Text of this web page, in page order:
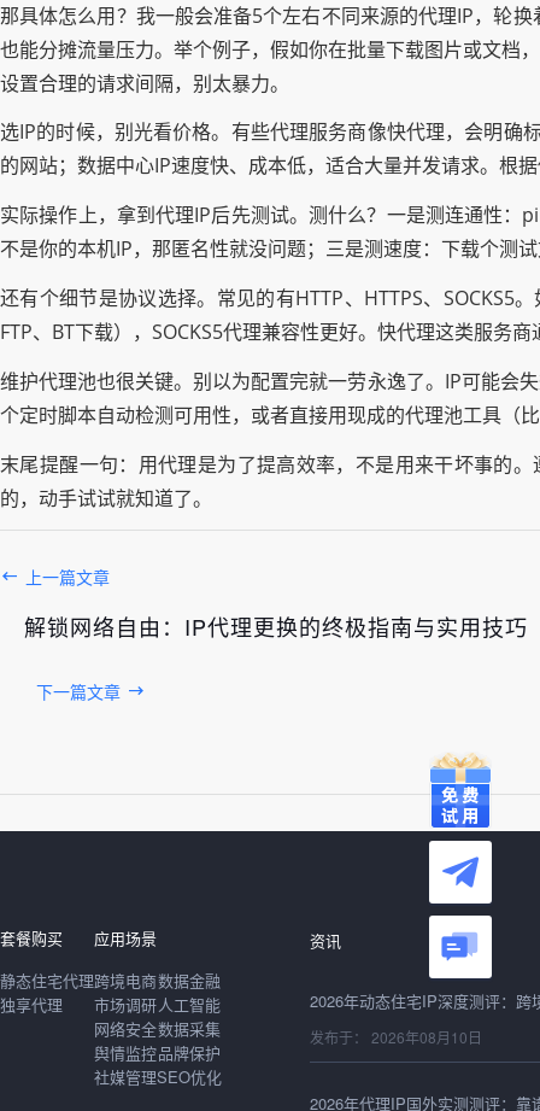
那具体怎么用？我一般会准备5个左右不同来源的代理IP，轮
也能分摊流量压力。举个例子，假如你在批量下载图片或文
设置合理的请求间隔，别太暴力。
选IP的时候，别光看价格。有些代理服务商像快代理，会明确
的网站；数据中心IP速度快、成本低，适合大量并发请求。根
实际操作上，拿到代理IP后先测试。测什么？一是测连通性
不是你的本机IP，那匿名性就没问题；三是测速度：下载个测
还有个细节是协议选择。常见的有HTTP、HTTPS、SOCKS5
FTP、BT下载），SOCKS5代理兼容性更好。快代理这类服务
维护代理池也很关键。别以为配置完就一劳永逸了。IP可能会
个定时脚本自动检测可用性，或者直接用现成的代理池工具（
末尾提醒一句：用代理是为了提高效率，不是用来干坏事的
的，动手试试就知道了。
上一篇文章
解锁网络自由：IP代理更换的终极指南与实用技巧
下一篇文章
套餐购买
静态住宅代理
独享代理
应用场景
跨境电商
市场调研
网络安全
舆情监控
社媒管理
数据金融
人工智能
数据采集
品牌保护
SEO优化
资讯
发布于： 2026年08月10日
发布于： 2026年08月10日